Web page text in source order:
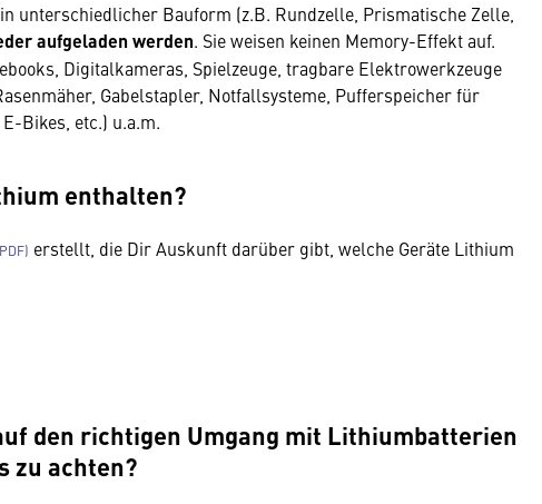
unterschiedlicher Bauform (z.B. Rundzelle, Prismatische Zelle,
aufgeladen werden. Sie weisen keinen Memory-Effekt auf.
Digitalkameras, Spielzeuge, tragbare Elektrowerkzeuge
Gabelstapler, Notfallsysteme, Pufferspeicher für
Bikes, etc.) u.a.m.
enthalten?
erstellt, die Dir Auskunft darüber gibt, welche Geräte Lithium
den richtigen Umgang mit Lithiumbatterien
zu achten?